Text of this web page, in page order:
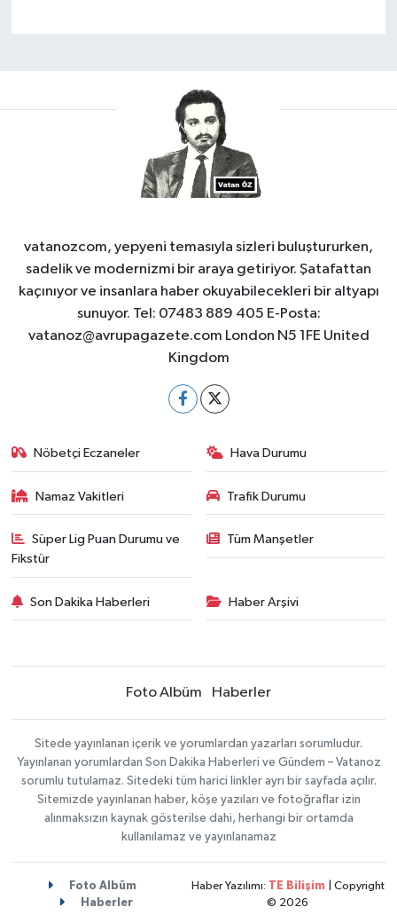
vatanozcom, yepyeni temasıyla sizleri buluştururken,
sadelik ve modernizmi bir araya getiriyor. Şatafattan
kaçınıyor ve insanlara haber okuyabilecekleri bir altyapı
sunuyor. Tel: 07483 889 405 E-Posta:
vatanoz@avrupagazete.com London N5 1FE United
Kingdom
Nöbetçi Eczaneler Hava Durumu
Namaz Vakitleri Trafik Durumu
Süper Lig Puan Durumu ve
Fikstür
Tüm Manşetler
Son Dakika Haberleri Haber Arşivi
Foto Albüm Haberler
Sitede yayınlanan içerik ve yorumlardan yazarları sorumludur.
Yayınlanan yorumlardan Son Dakika Haberleri ve Gündem – Vatanoz
sorumlu tutulamaz. Sitedeki tüm harici linkler ayrı bir sayfada açılır.
Sitemizde yayınlanan haber, köşe yazıları ve fotoğraflar izin
alınmaksızın kaynak gösterilse dahi, herhangi bir ortamda
kullanılamaz ve yayınlanamaz
Foto Albüm
Haberler
Haber Yazılımı: TE Bilişim | Copyright
© 2026